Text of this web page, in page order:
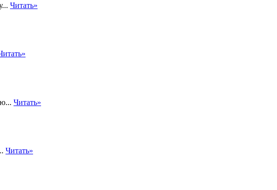
Читать»
Читать»
Читать»